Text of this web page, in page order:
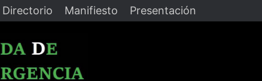
Directorio Manifiesto Presentación